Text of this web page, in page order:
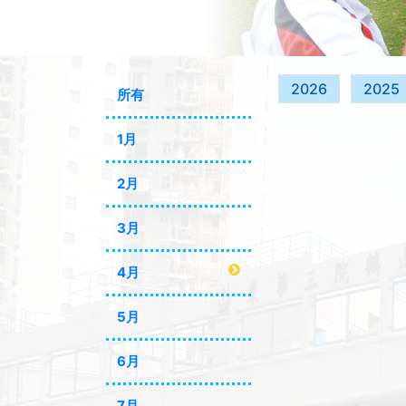
所有
1月
2月
3月
4月
5月
6月
2026 2025